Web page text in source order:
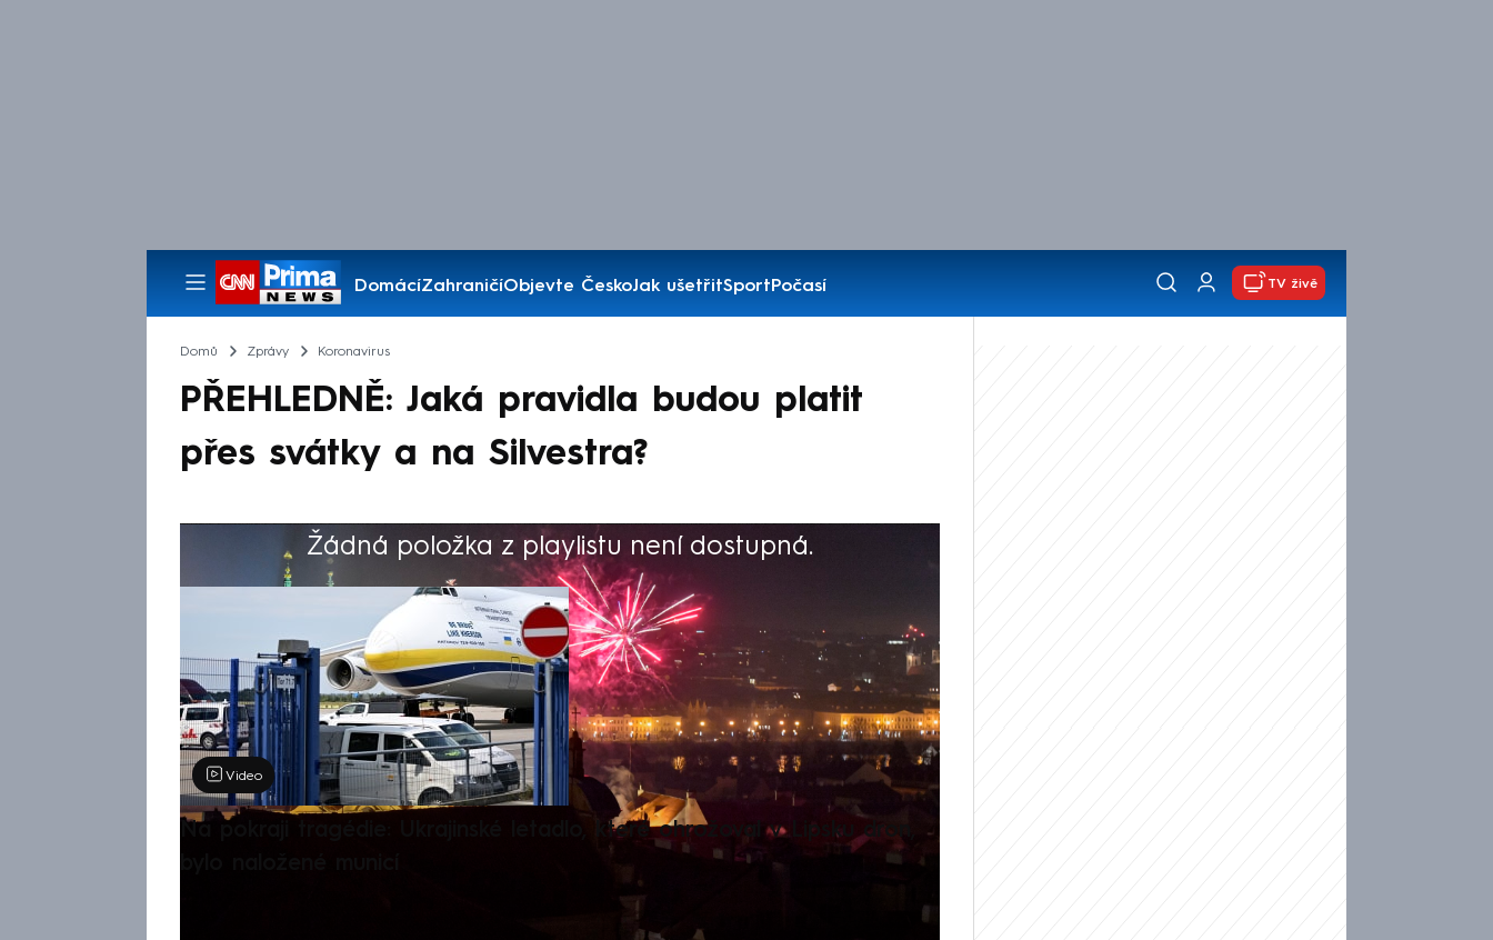
DomácíZahraničíObjevte ČeskoJak ušetřitSportPočasí
Pořady
TV živě
Domů Zprávy Koronavirus
PŘEHLEDNĚ: Jaká pravidla budou platit
přes svátky a na Silvestra?
Žádná položka z playlistu není dostupná.
Výběr redakce
Video
Na pokraji tragédie: Ukrajinské letadlo, které ohrožoval v Lipsku dron,